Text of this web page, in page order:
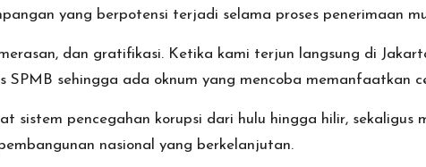
yang berpotensi terjadi selama proses penerimaan
dan gratifikasi. Ketika kami terjun langsung di
sehingga ada oknum yang mencoba memanfaatkan
sistem pencegahan korupsi dari hulu hingga hilir, sekaligus
nasional yang berkelanjutan.